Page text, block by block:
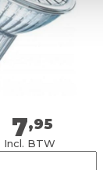
7,95
Incl. BTW